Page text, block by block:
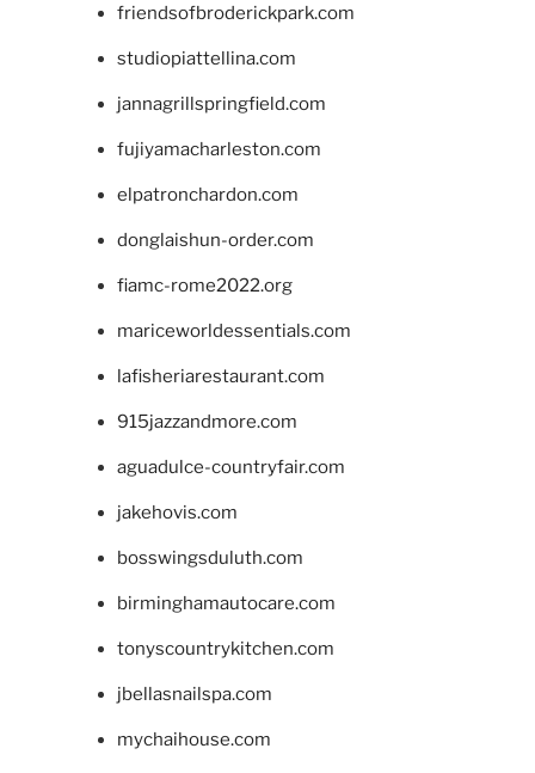
friendsofbroderickpark.com
studiopiattellina.com
jannagrillspringfield.com
fujiyamacharleston.com
elpatronchardon.com
donglaishun-order.com
fiamc-rome2022.org
mariceworldessentials.com
lafisheriarestaurant.com
915jazzandmore.com
aguadulce-countryfair.com
jakehovis.com
bosswingsduluth.com
birminghamautocare.com
tonyscountrykitchen.com
jbellasnailspa.com
mychaihouse.com